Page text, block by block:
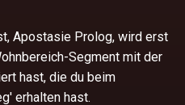
Apostasie Prolog, wird erst
Segment mit der
hast, die du beim
erhalten hast.